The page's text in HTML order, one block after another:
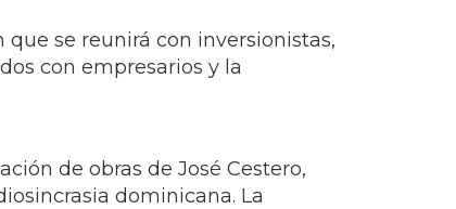
se reunirá con inversionistas,
con empresarios y la
de obras de José Cestero,
dominicana. La